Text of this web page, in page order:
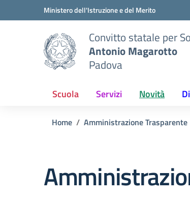
Vai ai contenuti
Vai al menu di navigazioneMinistero dell'Istruzione e del Merito
Convitto statale per
Antonio Magarotto
Padova
Scuola Servizi Novità
Home Amministrazione Trasparente